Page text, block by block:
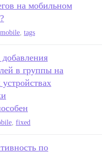
на мобильном
mobile tags
в группы на
fixed
по